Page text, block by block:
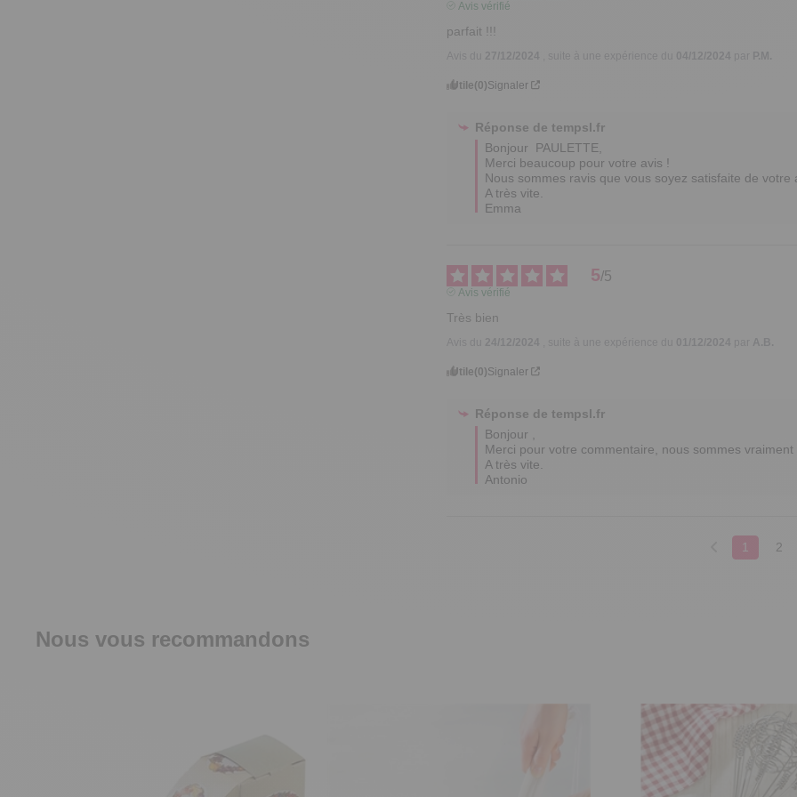
Avis vérifié
parfait !!!
27/12/2024 P.M.
Utile(0)Signaler
Réponse detempsl.fr
Bonjour  PAULETTE,
Merci beaucoup pour votre avis !
Nous sommes ravis que vous soyez satisfaite de votre
A très vite.
Emma
5/5
Avis vérifié
Très bien
Utile(0)Signaler
Réponse detempsl.fr
Bonjour ,
Merci pour votre commentaire, nous sommes
A très vite.
Antonio
1 2
Nous vous recommandons